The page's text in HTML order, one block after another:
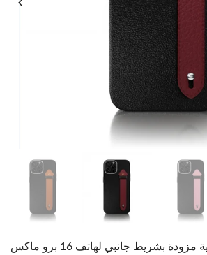
بشريط جانبي لهاتف 16 برو ماكس